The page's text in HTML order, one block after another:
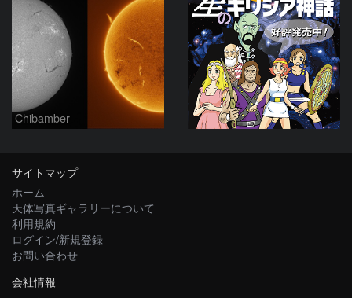
Chibamber
サイトマップ
ホーム
天体写真ギャラリーについて
利用規約
ログイン/新規登録
お問い合わせ
会社情報